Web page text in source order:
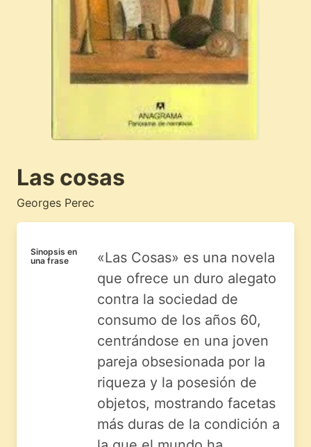
Las cosas
Georges Perec
Sinopsis en
una frase
«Las Cosas» es una novela
que ofrece un duro alegato
contra la sociedad de
consumo de los años 60,
centrándose en una joven
pareja obsesionada por la
riqueza y la posesión de
objetos, mostrando facetas
más duras de la condición a